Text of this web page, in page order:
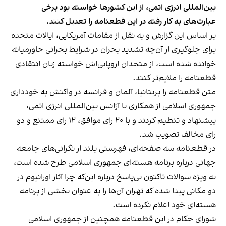
بین‌المللی انرژی اتمی، از این کشورها خواسته بود برخی
عبارت‌های به کار رفته در این قطعنامه را تعدیل کنند.
بر اساس این گزارش و به نقل از مقامات آمریکایی، ایالات متحده
برای جلوگیری از آن‌چه تشدید بحران در شرایط بحرانی خاورمیانه
خوانده شده است، از متحدان اروپایی‌اش خواسته زبان انتقادی
قطعنامه را ملایم‌تر کنند.
متن قطعنامه را بریتانیا، آلمان و فرانسه در واکنش به خودداری
جمهوری اسلامی از همکاری با آژانس بین‌المللی انرژی اتمی،
پیشنهاد و تنظیم کردند و با ۲۰ رای موافق، ۱۲ رای ممتنع و دو
رای مخالف تصویب شد.
در قطعنامه سه صفحه‌ای، فهرستی بلند از نگرانی‌های جامعه
جهانی درباره برنامه هسته‌ای جمهوری اسلامی طرح شده است،
به ویژه سوالات تاکنون بی‌پاسخ درباره این‌که چرا آثار اورانیوم در
دو مکانی پیدا شده که تهران آن‌ها را به عنوان بخشی از برنامه
هسته‌ای خود اعلام نکرده است.
شورای حکام در این قطعنامه همچنین از جمهوری اسلامی